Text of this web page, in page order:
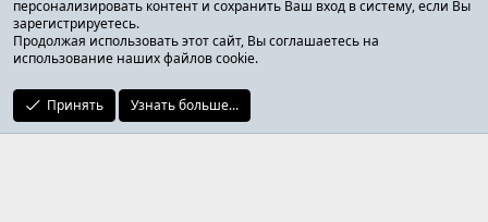
Facebook
X (Twitter)
Reddit
ОТЗЫВЫ ОНЛАЙН ФОРУМ
персонализировать контент и сохранить Ваш вход в систему, если Вы
зарегистрируетесь.
Продолжая использовать этот сайт, Вы соглашаетесь на
использование наших файлов cookie.
Принять Узнать больше...